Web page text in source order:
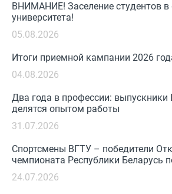
ВНИМАНИЕ! Заселение студентов
университета!
05.08.2026
Итоги приемной кампании 2026
04.08.2026
Два года в профессии: выпускники
делятся опытом работы
31.07.2026
Спортсмены ВГТУ – победители
чемпионата Республики Беларусь
24.07.2026